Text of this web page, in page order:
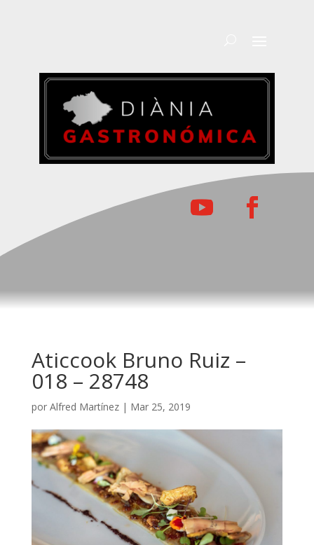
Aticcook Bruno Ruiz –
018 – 28748
por Alfred Martínez| Mar 25, 2019